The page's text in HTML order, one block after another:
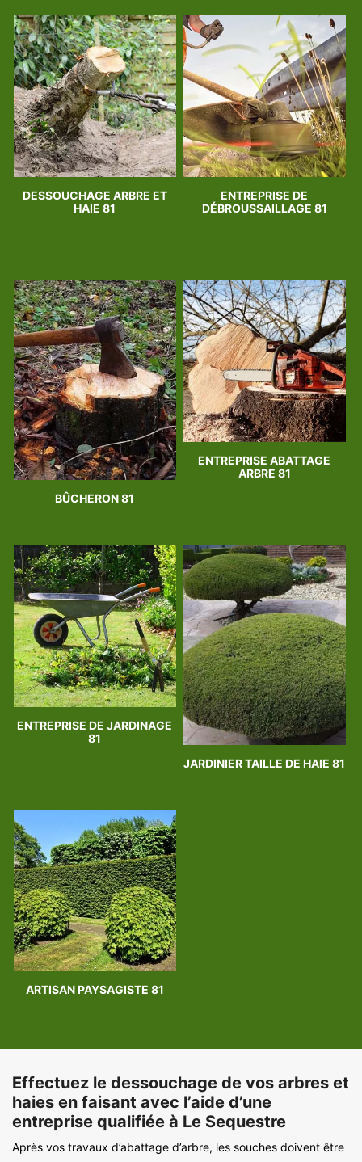
DESSOUCHAGE ARBRE ET
HAIE 81
ENTREPRISE DE
DÉBROUSSAILLAGE 81
BÛCHERON 81
ENTREPRISE ABATTAGE
ARBRE 81
ENTREPRISE DE JARDINAGE
81
JARDINIER TAILLE DE HAIE 81
ARTISAN PAYSAGISTE 81
Effectuez le dessouchage de vos arbres et
haies en faisant avec l’aide d’une
entreprise qualifiée à Le Sequestre
Après vos travaux d’abattage d’arbre, les souches doivent être